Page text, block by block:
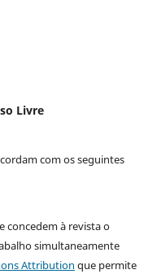
Livre
com os seguintes
concedem à revista o
simultaneamente
Attribution que permite